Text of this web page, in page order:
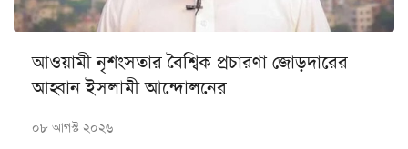
আওয়ামী নৃশংসতার বৈশ্বিক প্রচারণা জোড়দারের
আহ্বান ইসলামী আন্দোলনের
০৮ আগস্ট ২০২৬